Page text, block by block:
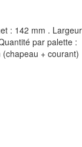
: 142 mm . Largeur
par palette :
(chapeau + courant)